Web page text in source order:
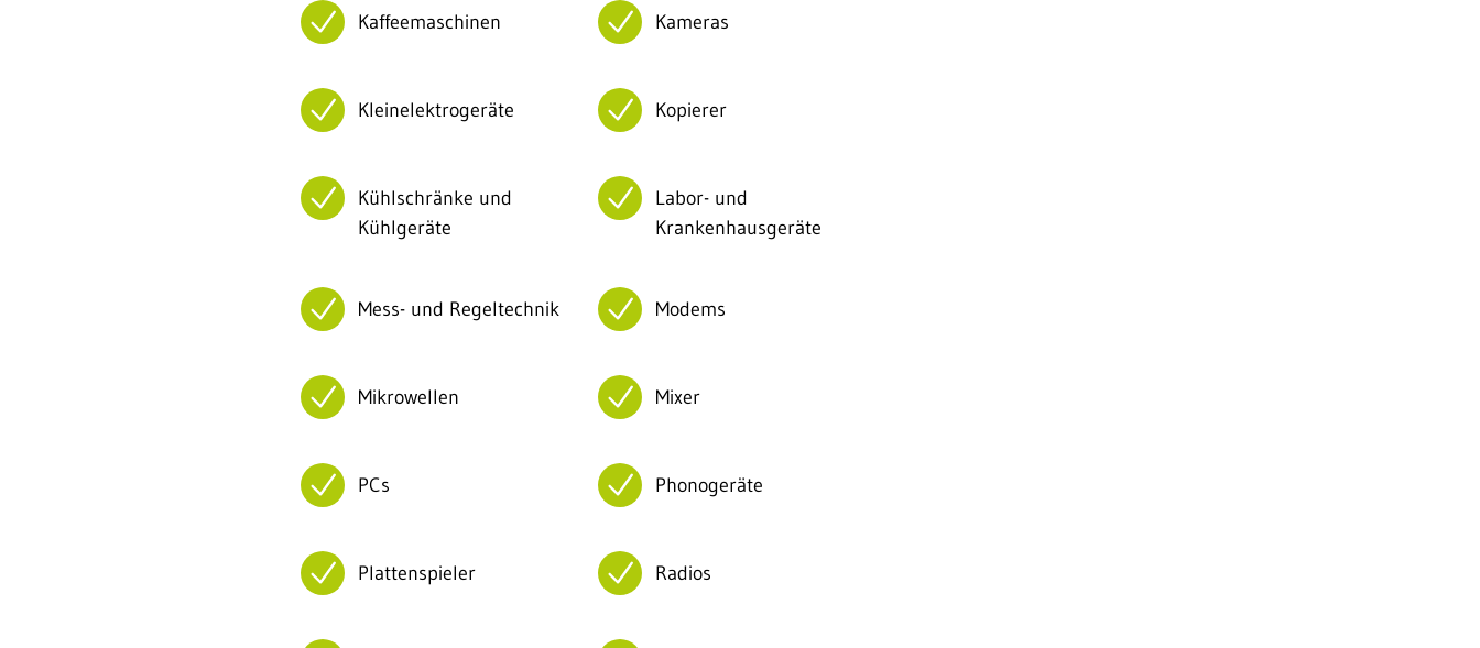
Kaffeemaschinen Kameras
Kleinelektrogeräte Kopierer
Kühlschränke und
Kühlgeräte
Labor- und
Krankenhausgeräte
Mess- und Regeltechnik Modems
Mikrowellen Mixer
PCs Phonogeräte
Plattenspieler Radios